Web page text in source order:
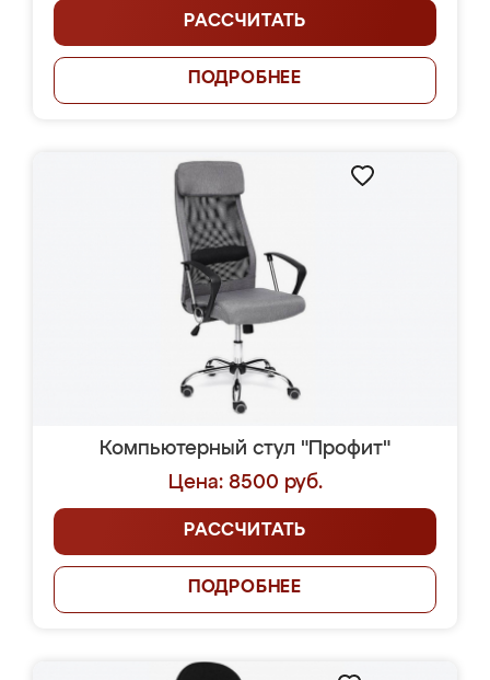
РАССЧИТАТЬ
ПОДРОБНЕЕ
Компьютерный стул "Профит"
Цена: 8500 руб.
РАССЧИТАТЬ
ПОДРОБНЕЕ